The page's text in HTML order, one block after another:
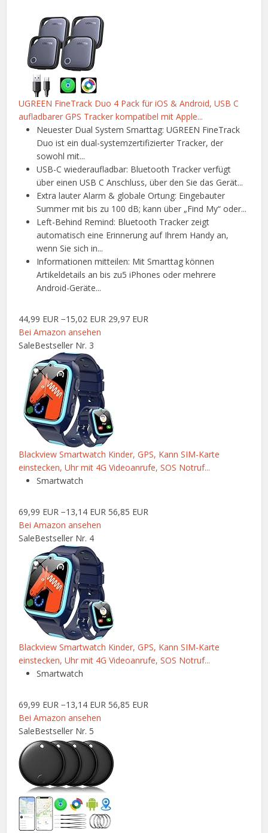
UGREEN FineTrack Duo 4 Pack für iOS & Android, USB C
aufladbarer GPS Tracker kompatibel mit Apple...
Neuester Dual System Smarttag: UGREEN FineTrack
Duo ist ein dual-systemzertifizierter Tracker, der
sowohl mit...
USB-C wiederaufladbar: Bluetooth Tracker verfügt
über einen USB C Anschluss, über den Sie das Gerät...
Extra lauter Alarm & globale Ortung: Eingebauter
Summer mit bis zu 100 dB; kann über „Find My“ oder...
Left-Behind Remind: Bluetooth Tracker zeigt
automatisch eine Erinnerung auf Ihrem Handy an,
wenn Sie sich in...
Informationen mitteilen: Mit Smarttag können
Artikeldetails an bis zu5 iPhones oder mehrere
Android-Geräte...
44,99 EUR −15,02 EUR 29,97 EUR
Bei Amazon ansehen
SaleBestseller Nr. 3
Blackview Smartwatch Kinder, GPS, Kann SIM-Karte
einstecken, Uhr mit 4G Videoanrufe, SOS Notruf...
Smartwatch
69,99 EUR −13,14 EUR 56,85 EUR
Bei Amazon ansehen
SaleBestseller Nr. 4
Blackview Smartwatch Kinder, GPS, Kann SIM-Karte
einstecken, Uhr mit 4G Videoanrufe, SOS Notruf...
Smartwatch
69,99 EUR −13,14 EUR 56,85 EUR
Bei Amazon ansehen
SaleBestseller Nr. 5